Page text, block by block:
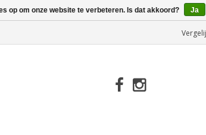
op om onze website te verbeteren. Is dat akkoord? Ja